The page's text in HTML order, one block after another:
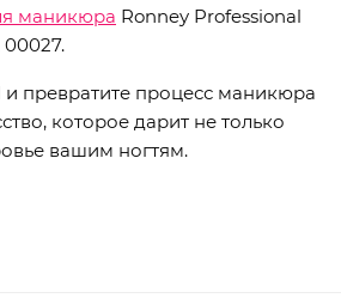
маникюра Ronney Professional
00027.
превратите процесс маникюра
которое дарит не только
вашим ногтям.